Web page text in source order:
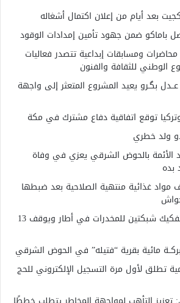
بعد أيام من إعلان اكتمال أشغاله
ومسابقات إبداعية تتصدر فعاليات
الوطني للثقافة والفنون
بگـرو يعيد المشروع المتعثر إلى واجهة
توقع اتفاقية دفاع مشترك في مكة
ولد خطري
الأئمة بالحوض الشرقي يعزي في وفاة
بده
مواد غذائية منتهية الصلاحية بعد ضبطها
الدرك الوطني يعلن تفكيك شبكتين للمخدرات في أطار ويوقف 13
مائية بقرية “فتيله” في الحوض الشرقي
تطلق لأول مرة التسجيل الإلكتروني للحج